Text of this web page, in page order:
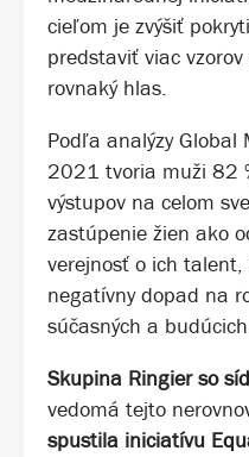
cieľom je zvýšiť
predstaviť viac
rovnaký hlas.
Podľa analýzy
2021 tvoria muži 82
výstupov na celom
zastúpenie žien ako
verejnosť o ich talent,
negatívny dopad na
súčasných a
Skupina Ringier so
vedomá tejto
spustila iniciatívu